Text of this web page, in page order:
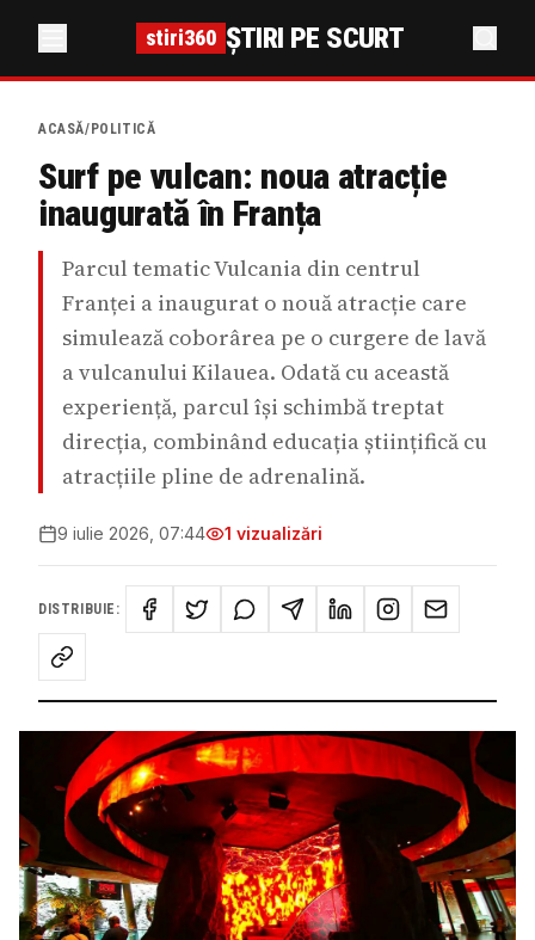
stiri360 ȘTIRI PE SCURT
ACASĂ/ POLITICĂ
Surf pe vulcan: noua atracție
inaugurată în Franța
Parcul tematic Vulcania din centrul
Franței a inaugurat o nouă atracție care
simulează coborârea pe o curgere de lavă
a vulcanului Kilauea. Odată cu această
experiență, parcul își schimbă treptat
direcția, combinând educația științifică cu
atracțiile pline de adrenalină.
9 iulie 2026, 07:44 1 vizualizări
DISTRIBUIE: